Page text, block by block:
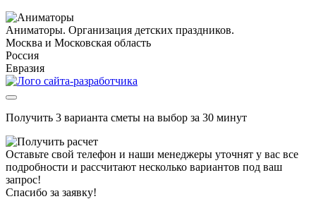
Аниматоры. Организация детских праздников.
Москва и Московская область
Россия
Евразия
Получить 3 варианта сметы на выбор за 30 минут
Оставьте свой телефон и наши менеджеры уточнят у вас все
подробности и рассчитают несколько вариантов под ваш
запрос!
Спасибо за заявку!